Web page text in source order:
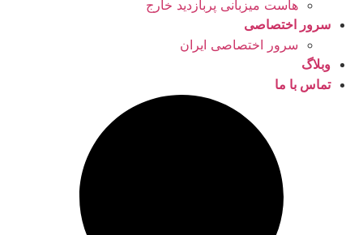
هاست میزبانی پربازدید خارج
سرور اختصاصی
سرور اختصاصی ایران
وبلاگ
تماس با ما